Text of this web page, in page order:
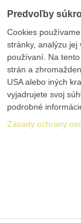
Predvoľby
Cookies
stránky, analýzu
používaní. Na
strán a
USA alebo iných
vyjadrujete svoj
podrobné
Zásady ochrany